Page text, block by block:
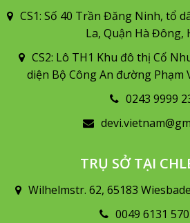
CS1: Số 40 Trần Đăng Ninh, tổ
La, Quận Hà Đông,
CS2: Lô TH1 Khu đô thị Cổ
diện Bộ Công An đường Phạm
0243 9999
TRỤ SỞ TẠI
Wilhelmstr. 62, 65183
0049 6131